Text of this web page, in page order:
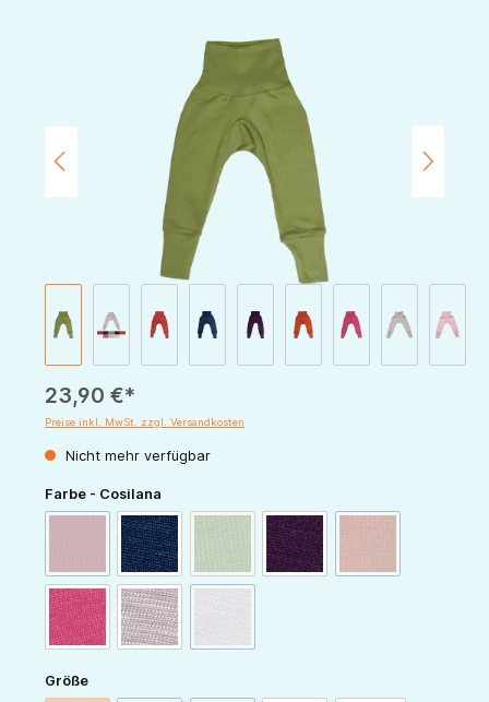
Bildergalerie überspringen
23,90 €*
Preise inkl. MwSt. zzgl. Versandkosten
Nicht mehr verfügbar
Farbe - Cosilana
(Diese Option ist zurzeit nicht verfügbar.)
marine (Diese Option ist zurzeit nicht verfügbar.)
pflaume
pink grau
Größeauswählen